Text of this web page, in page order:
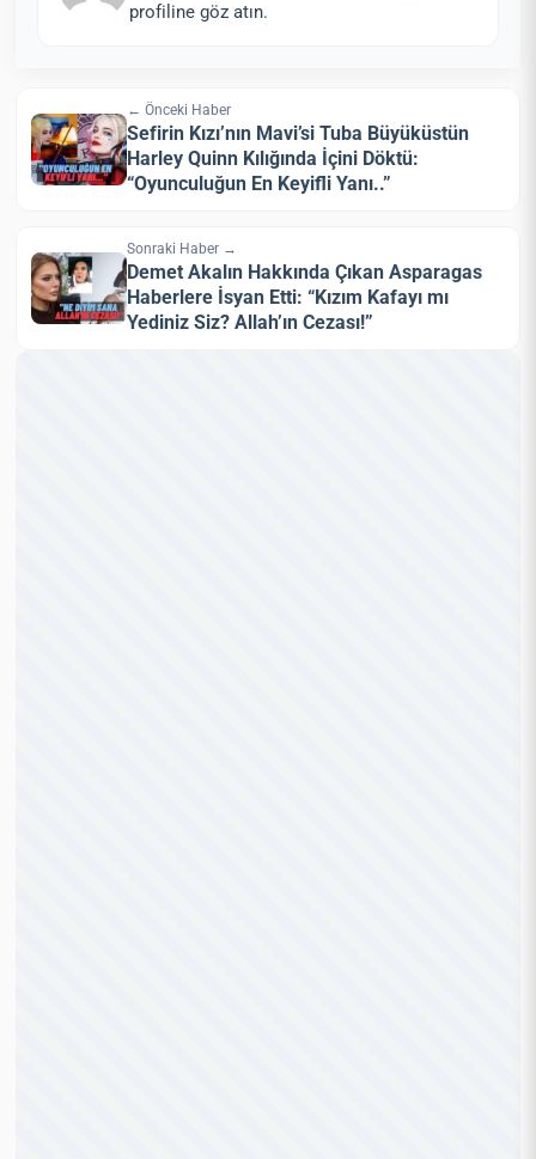
profiline göz atın.
← Önceki Haber
Sefirin Kızı’nın Mavi’si Tuba Büyüküstün
Harley Quinn Kılığında İçini Döktü:
“Oyunculuğun En Keyifli Yanı..”
Sonraki Haber →
Demet Akalın Hakkında Çıkan Asparagas
Haberlere İsyan Etti: “Kızım Kafayı mı
Yediniz Siz? Allah’ın Cezası!”